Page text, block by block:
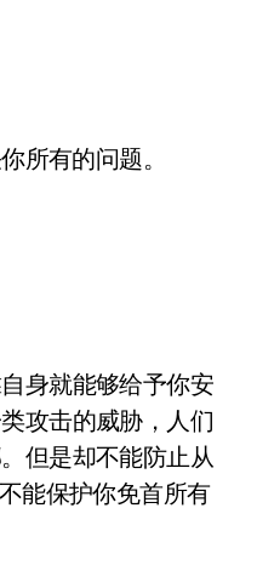
有的问题。
身就能够给予你安
攻击的威胁，人们
但是却不能防止从
能保护你免首所有